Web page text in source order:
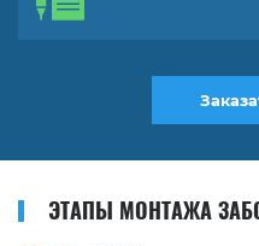
ЭТАПЫ МОНТАЖА